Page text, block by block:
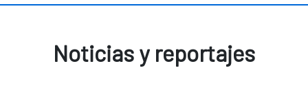
Noticias y reportajes